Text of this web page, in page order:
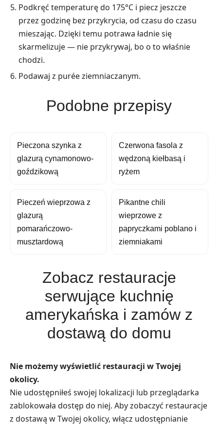
Podkręć temperaturę do 175°C i piecz jeszcze
przez godzinę bez przykrycia, od czasu do czasu
mieszając. Dzięki temu potrawa ładnie się
skarmelizuje — nie przykrywaj, bo o to właśnie
chodzi.
Podawaj z purée ziemniaczanym.
Podobne przepisy
Pieczona szynka z
glazurą cynamonowo-
goździkową
Czerwona fasola z
wędzoną kiełbasą i
ryżem
Pieczeń wieprzowa z
glazurą
pomarańczowo-
musztardową
Pikantne chili
wieprzowe z
papryczkami poblano i
ziemniakami
Zobacz restauracje
serwujące kuchnię
amerykańska i zamów z
dostawą do domu
Nie możemy wyświetlić restauracji w Twojej
okolicy.
Nie udostępniłeś swojej lokalizacji lub przeglądarka
zablokowała dostęp do niej. Aby zobaczyć restauracje
z dostawą w Twojej okolicy, włącz udostępnianie